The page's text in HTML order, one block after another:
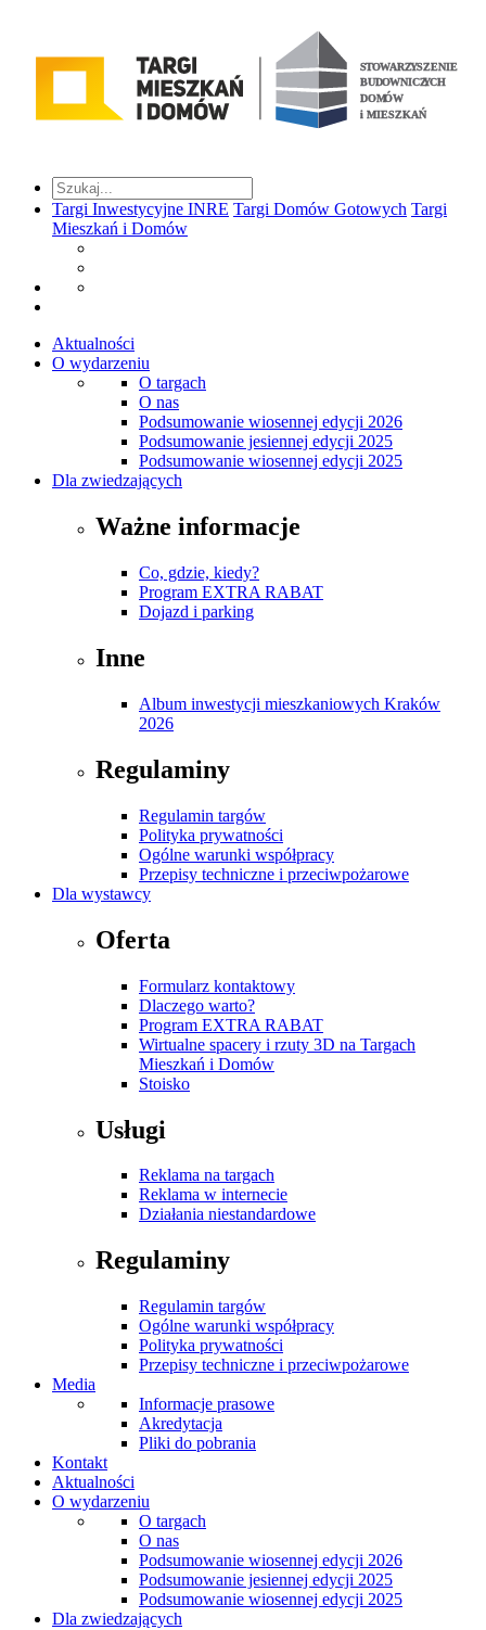
Targi Inwestycyjne INRE Targi Domów Gotowych Targi
Mieszkań i Domów
Aktualności
O wydarzeniu
O targach
O nas
Podsumowanie wiosennej edycji 2026
Podsumowanie jesiennej edycji 2025
Podsumowanie wiosennej edycji 2025
Dla zwiedzających
Ważne informacje
Co, gdzie, kiedy?
Program EXTRA RABAT
Dojazd i parking
Inne
Album inwestycji mieszkaniowych Kraków
2026
Regulaminy
Regulamin targów
Polityka prywatności
Ogólne warunki współpracy
Przepisy techniczne i przeciwpożarowe
Dla wystawcy
Oferta
Formularz kontaktowy
Dlaczego warto?
Program EXTRA RABAT
Wirtualne spacery i rzuty 3D na Targach
Mieszkań i Domów
Stoisko
Usługi
Reklama na targach
Reklama w internecie
Działania niestandardowe
Regulaminy
Regulamin targów
Ogólne warunki współpracy
Polityka prywatności
Przepisy techniczne i przeciwpożarowe
Media
Informacje prasowe
Akredytacja
Pliki do pobrania
Kontakt
Aktualności
O wydarzeniu
O targach
O nas
Podsumowanie wiosennej edycji 2026
Podsumowanie jesiennej edycji 2025
Podsumowanie wiosennej edycji 2025
Dla zwiedzających